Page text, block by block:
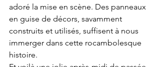
adoré la mise en scène. Des panneaux
en guise de décors, savamment
construits et utilisés, suffisent à nous
immerger dans cette rocambolesque
histoire.